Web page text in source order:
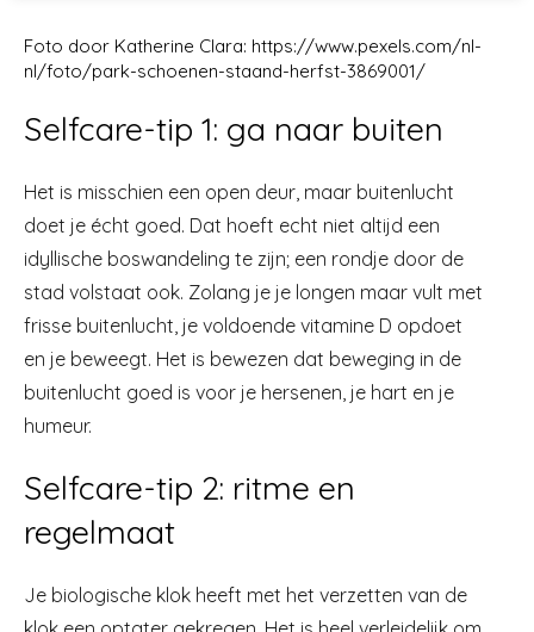
Foto door Katherine Clara: https://www.pexels.com/nl-
nl/foto/park-schoenen-staand-herfst-3869001/
Selfcare-tip 1: ga naar buiten
Het is misschien een open deur, maar buitenlucht
doet je écht goed. Dat hoeft echt niet altijd een
idyllische boswandeling te zijn; een rondje door de
stad volstaat ook. Zolang je je longen maar vult met
frisse buitenlucht, je voldoende vitamine D opdoet
en je beweegt. Het is bewezen dat beweging in de
buitenlucht goed is voor je hersenen, je hart en je
humeur.
Selfcare-tip 2: ritme en
regelmaat
Je biologische klok heeft met het verzetten van de